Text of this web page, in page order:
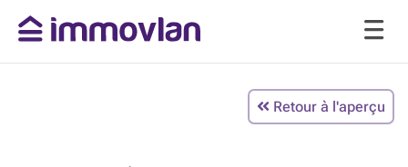
Retour à l'aperçu